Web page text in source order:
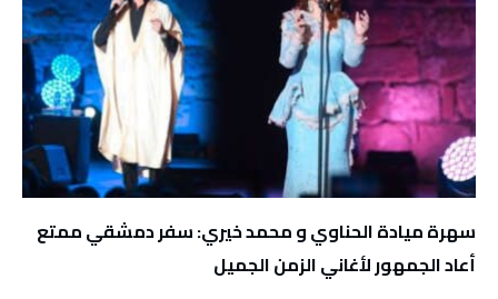
سهرة ميادة الحناوي و محمد خيري: سفر دمشقي ممتع
أعاد الجمهور لأغاني الزمن الجميل